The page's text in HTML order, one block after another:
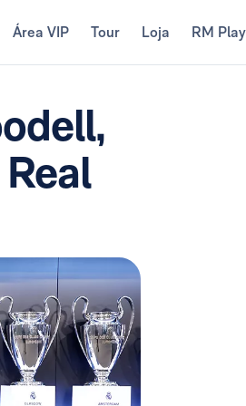
Área VIP Tour Loja RM Play